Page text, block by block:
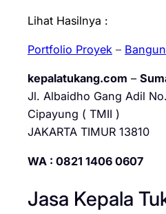
Lihat Hasilnya :
Portfolio Proyek –
kepalatukang.com –
Jl. Albaidho Gang Adil
Cipayung ( TMII )
JAKARTA TIMUR 13810
WA : 0821 1406 0607
Jasa Kepala